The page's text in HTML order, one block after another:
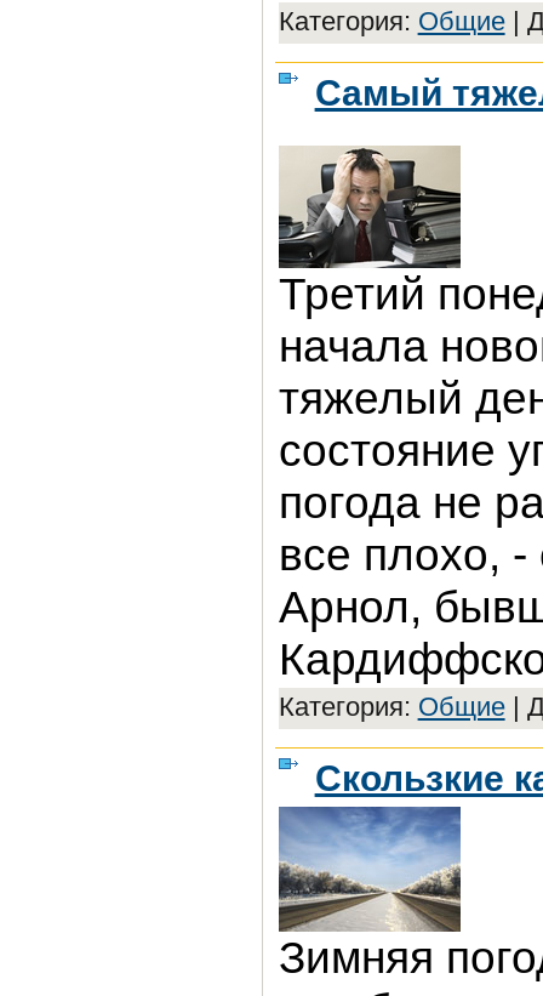
Категория: Общие|
Самый
Третий
начала
тяжелый
состояние
погода не
все плохо,
Арнол,
Категория: Общие|
Скользкие
Зимняя